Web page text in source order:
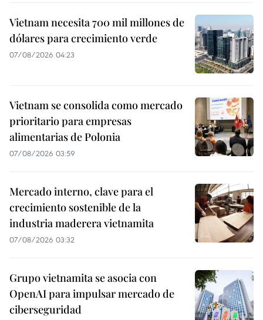
Vietnam necesita 700 mil millones de
dólares para crecimiento verde
07/08/2026 04:23
Vietnam se consolida como mercado
prioritario para empresas
alimentarias de Polonia
07/08/2026 03:59
Mercado interno, clave para el
crecimiento sostenible de la
industria maderera vietnamita
07/08/2026 03:32
Grupo vietnamita se asocia con
OpenAI para impulsar mercado de
ciberseguridad